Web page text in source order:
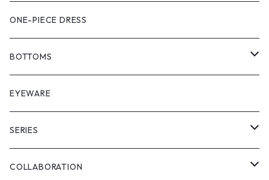
SHIRT
VEST
VEST
JACKET
COAT
PULL OVER
ONE-PIECE DRESS
BOTTOMS
SHORT LENGS
FULL LENGS
SKIRT
EYEWARE
SERIES
"matoi"
COLLABORATION